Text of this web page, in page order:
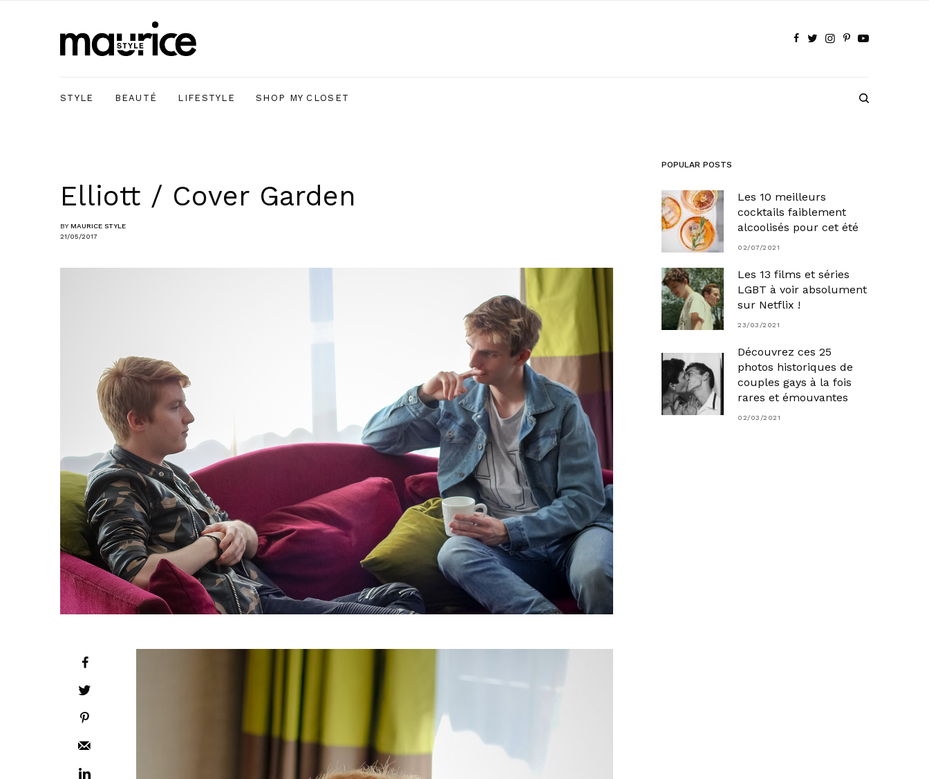
STYLE BEAUTÉ LIFESTYLE SHOP MY CLOSET
Elliott / Cover Garden
BY MAURICE STYLE
21/05/2017
POPULAR POSTS
Les 10 meilleurs
cocktails faiblement
alcoolisés pour cet été
02/07/2021
Les 13 films et séries
LGBT à voir absolument
sur Netflix !
23/03/2021
Découvrez ces 25
photos historiques de
couples gays à la fois
rares et émouvantes
02/03/2021